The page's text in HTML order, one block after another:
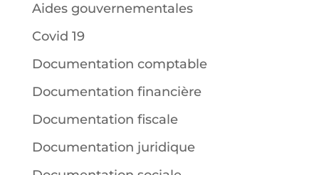
Aides gouvernementales
Covid 19
Documentation comptable
Documentation financière
Documentation fiscale
Documentation juridique